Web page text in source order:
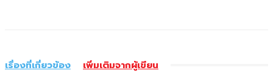
เรื่องที่เกี่ยวข้อง เพิ่มเติมจากผู้เขียน